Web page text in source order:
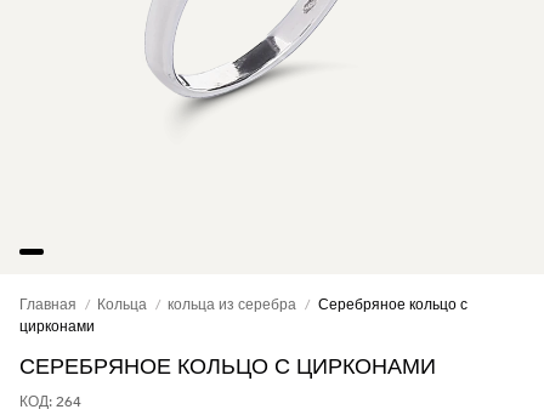
Главная Кольца кольца из серебра
Серебряное кольцо с
цирконами
СЕРЕБРЯНОЕ КОЛЬЦО С ЦИРКОНАМИ
КОД: 264